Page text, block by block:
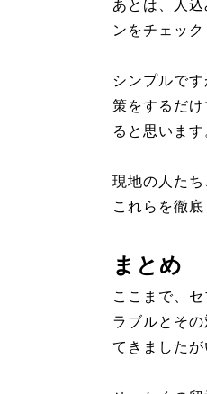
ンをチェック
シンプルで
策をするだ
ると思います
現地の人た
これらを徹
まとめ
ここまで、
ラブルとそ
てきました